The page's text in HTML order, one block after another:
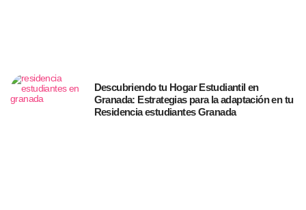
Descubriendo tu Hogar Estudiantil en
Granada: Estrategias para la adaptación en tu
Residencia estudiantes Granada